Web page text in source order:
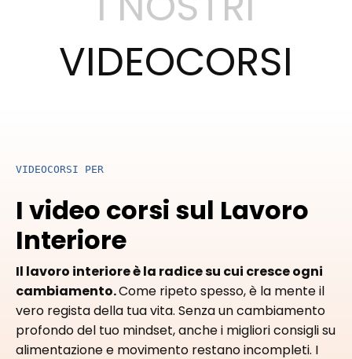
VIDEOCORSI
VIDEOCORSI PER
I video corsi sul Lavoro
Interiore
Il lavoro interiore è la radice su cui cresce ogni
cambiamento.Come ripeto spesso, è la mente il
vero regista della tua vita. Senza un cambiamento
profondo del tuo mindset, anche i migliori consigli su
alimentazione e movimento restano incompleti. I